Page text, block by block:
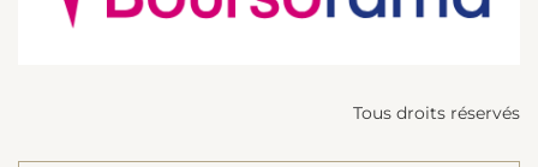
Tous droits réservés